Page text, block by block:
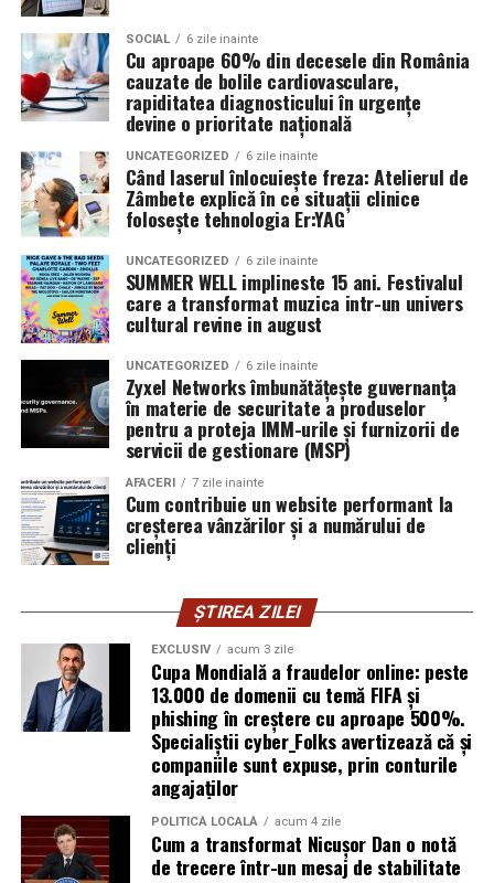
prezența personală contează la fel de mult ca produsul.
Iuliana Gabriela Enescueste specialist în fotografie si
videografie cu dronă. Știe că domeniul ei este dominat
de bărbați și că vizibilitatea ei ca profesionistă este, în
Isabela Alexandruoferă servicii de consiliere de cuplu
și psihoterapie. Lucrează zilnic cu oameni care încearcă
să se înțeleagă mai bine și crede că autenticitatea
trebuie să înceapă de la ea.
Oana Teslarueste consultant financiar și expert în
investiții imobiliare. A ales să fie prezentă cu vocea ei
într-un domeniu în care credibilitatea se construiește
greu și se pierde repede.
Mirela Iacobvinde cosmetice naturale și lucrează cu
femei care vor produse în care au încredere. Prezența ei
publică este, pentru clientele ei, primul semn că brandul
ei e real.
antreprenori care vor să ia decizii mai aliniate cu ce sunt
ei cu adevărat. Alege să fie vizibilă pentru că domeniul ei
câștigă credibilitate prin oameni, nu prin concepte.
Mihaela Antocheactivează în nutriție și sănătate.
Crede că informația corectă ajunge la oamenii potriviți
doar atunci când vine de la o sursă cu chip și nume.
De ce contează vizibilitatea, nu
doar activitatea
SOCIAL 6 zile inainte
Cu aproape 60% din decesele din România
cauzate de bolile cardiovasculare,
rapiditatea diagnosticului în urgențe
devine o prioritate națională
UNCATEGORIZED 6 zile inainte
Când laserul înlocuiește freza: Atelierul de
Zâmbete explică în ce situații clinice
folosește tehnologia Er:YAG
UNCATEGORIZED 6 zile inainte
SUMMER WELL implineste 15 ani. Festivalul
care a transformat muzica intr-un univers
cultural revine in august
UNCATEGORIZED 6 zile inainte
Zyxel Networks îmbunătățește guvernanța
în materie de securitate a produselor
pentru a proteja IMM-urile și furnizorii de
servicii de gestionare (MSP)
AFACERI 7 zile inainte
Cum contribuie un website performant la
creșterea vânzărilor și a numărului de
clienți
ȘTIREA ZILEI
EXCLUSIV acum 3 zile
Cupa Mondială a fraudelor online: peste
13.000 de domenii cu temă FIFA și
phishing în creștere cu aproape 500%.
Specialiștii cyber_Folks avertizează că și
companiile sunt expuse, prin conturile
angajaților
POLITICĂ LOCALĂ acum 4 zile
Cum a transformat Nicușor Dan o notă
de trecere într-un mesaj de stabilitate